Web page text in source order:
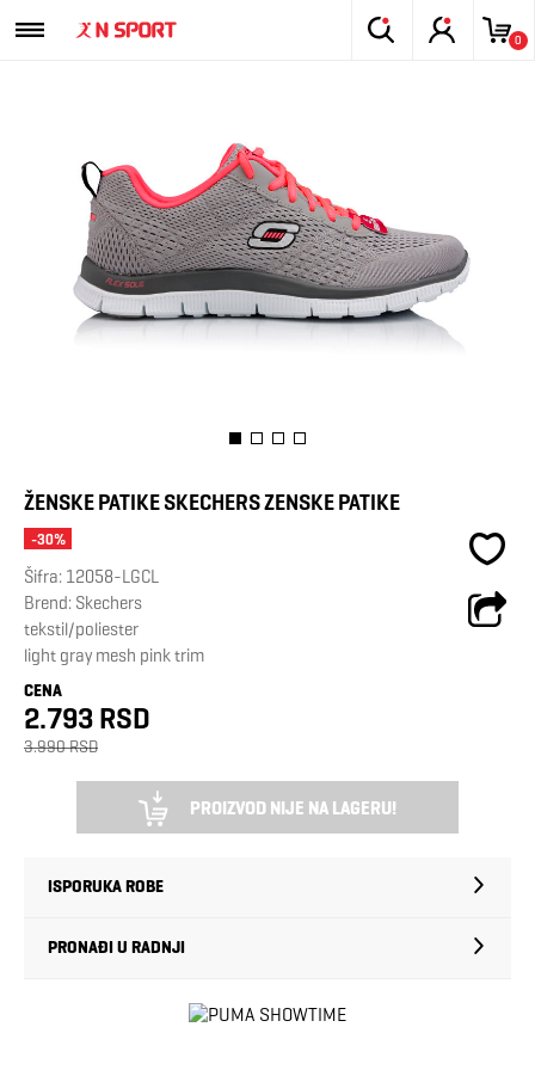
0
ŽENSKE PATIKE SKECHERS ZENSKE PATIKE
-30%
Šifra: 12058-LGCL
Brend: Skechers
tekstil/poliester
light gray mesh pink trim
CENA
2.793 RSD
3.990 RSD
PROIZVOD NIJE NA LAGERU!
ISPORUKA ROBE
PRONAĐI U RADNJI